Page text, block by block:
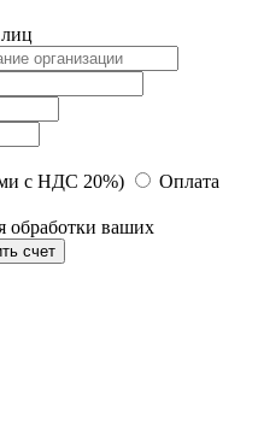
с НДС 20%)
Оплата
обработки ваших